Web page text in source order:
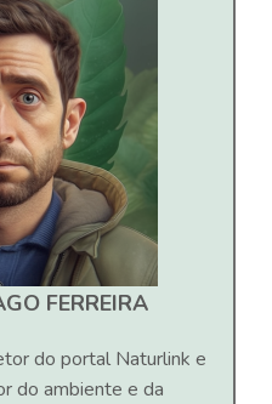
FERREIRA
do portal Naturlink e
do ambiente e da